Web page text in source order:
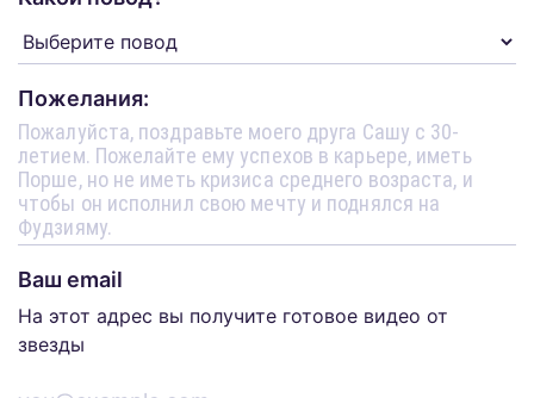
Пожелания:
Ваш email
На этот адрес вы получите готовое видео от
звезды